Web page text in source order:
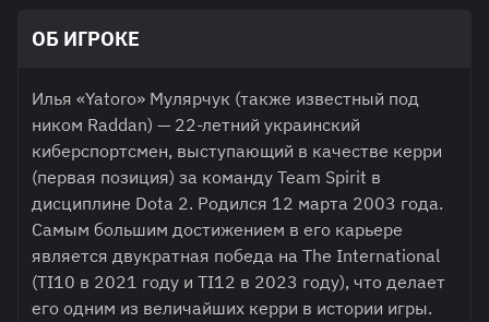
ОБ ИГРОКЕ
Илья «Yatoro» Мулярчук (также известный под
ником Raddan) — 22-летний украинский
киберспортсмен, выступающий в качестве керри
(первая позиция) за команду Team Spirit в
дисциплине Dota 2. Родился 12 марта 2003 года.
Самым большим достижением в его карьере
является двукратная победа на The International
(TI10 в 2021 году и TI12 в 2023 году), что делает
его одним из величайших керри в истории игры.